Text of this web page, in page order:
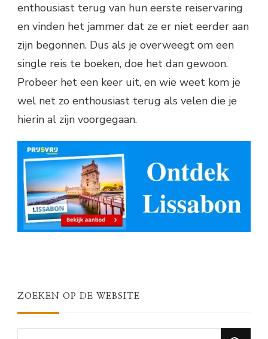
enthousiast terug van hun eerste reiservaring
en vinden het jammer dat ze er niet eerder aan
zijn begonnen. Dus als je overweegt om een
single reis te boeken, doe het dan gewoon.
Probeer het een keer uit, en wie weet kom je
wel net zo enthousiast terug als velen die je
hierin al zijn voorgegaan.
ZOEKEN OP DE WEBSITE